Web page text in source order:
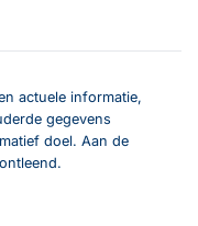
actuele informatie,
gegevens
doel. Aan de